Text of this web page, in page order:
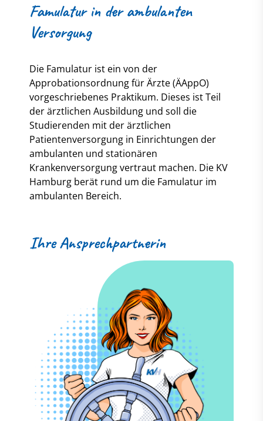
Famulatur in der ambulanten
Versorgung
Die Famulatur ist ein von der
Approbationsordnung für Ärzte (ÄAppO)
vorgeschriebenes Praktikum. Dieses ist Teil
der ärztlichen Ausbildung und soll die
Studierenden mit der ärztlichen
Patientenversorgung in Einrichtungen der
ambulanten und stationären
Krankenversorgung vertraut machen. Die KV
Hamburg berät rund um die Famulatur im
ambulanten Bereich.
Ihre Ansprechpartnerin